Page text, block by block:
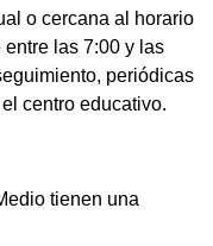
o cercana al horario
entre las 7:00 y las
periódicas
centro educativo.
tienen una